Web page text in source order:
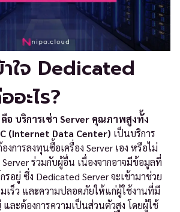
าใจ Dedicated
ะไร?
อ บริการเช่า Server คุณภาพสูงทั้ง
(Internet Data Center) เป็นบริการ
การลงทุนซื้อเครื่อง Server เอง หรือไม่
Server ร่วมกับผู้อื่น เนื่องจากอาจมีข้อมูลที่
รอยู่ ซึ่ง Dedicated Server จะเข้ามาช่วย
เร็ว และความปลอดภัยให้แก่ผู้ใช้งานที่มี
ละต้องการความเป็นส่วนตัวสูง โดยผู้ใช้